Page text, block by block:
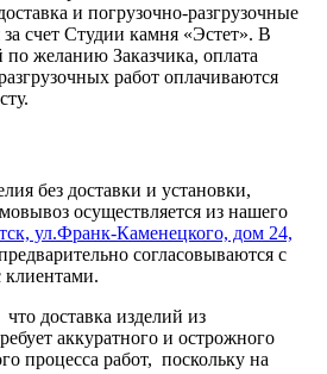
и погрузочно-разгрузочные
счет Студии камня «Эстет». В
по желанию Заказчика, оплата
работ оплачиваются
без доставки и установки,
осуществляется из нашего
ул.Франк-Каменецкого, дом 24,
согласовываются с
клиентами.
доставка изделий из
аккуратного и острожного
процесса работ, поскольку на